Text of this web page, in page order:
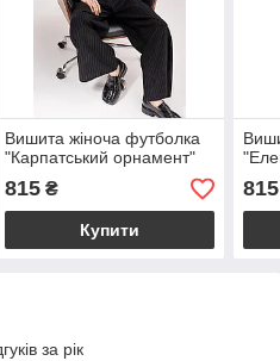
Вишита жіноча футболка
"Карпатський орнамент"
815₴
Купити
815
за рік